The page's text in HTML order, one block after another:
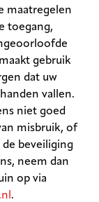
maatregelen
toegang,
gebruik
dat uw
vallen.
niet goed
misbruik, of
beveiliging
neem dan
op via
.